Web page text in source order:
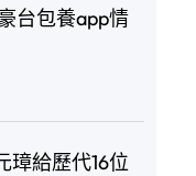
台包養app情
璋給歷代16位